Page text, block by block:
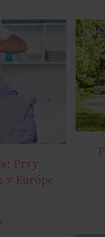
Prvý
v Európe